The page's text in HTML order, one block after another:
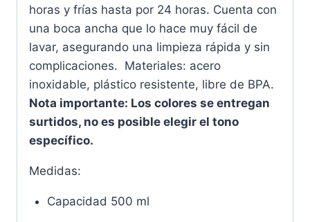
horas y frías hasta por 24 horas. Cuenta con
una boca ancha que lo hace muy fácil de
lavar, asegurando una limpieza rápida y sin
complicaciones. Materiales: acero
inoxidable, plástico resistente, libre de BPA.
Nota importante: Los colores se entregan
surtidos, no es posible elegir el tono
específico.
Medidas:
Capacidad 500 ml